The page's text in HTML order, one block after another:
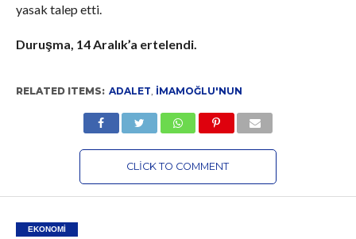
yasak talep etti.
Duruşma, 14 Aralık’a ertelendi.
RELATED ITEMS: ADALET İMAMOĞLU'NUN
CLICK TO COMMENT
EKONOMI